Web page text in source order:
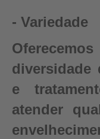
- Variedade
diversidade
e
atender